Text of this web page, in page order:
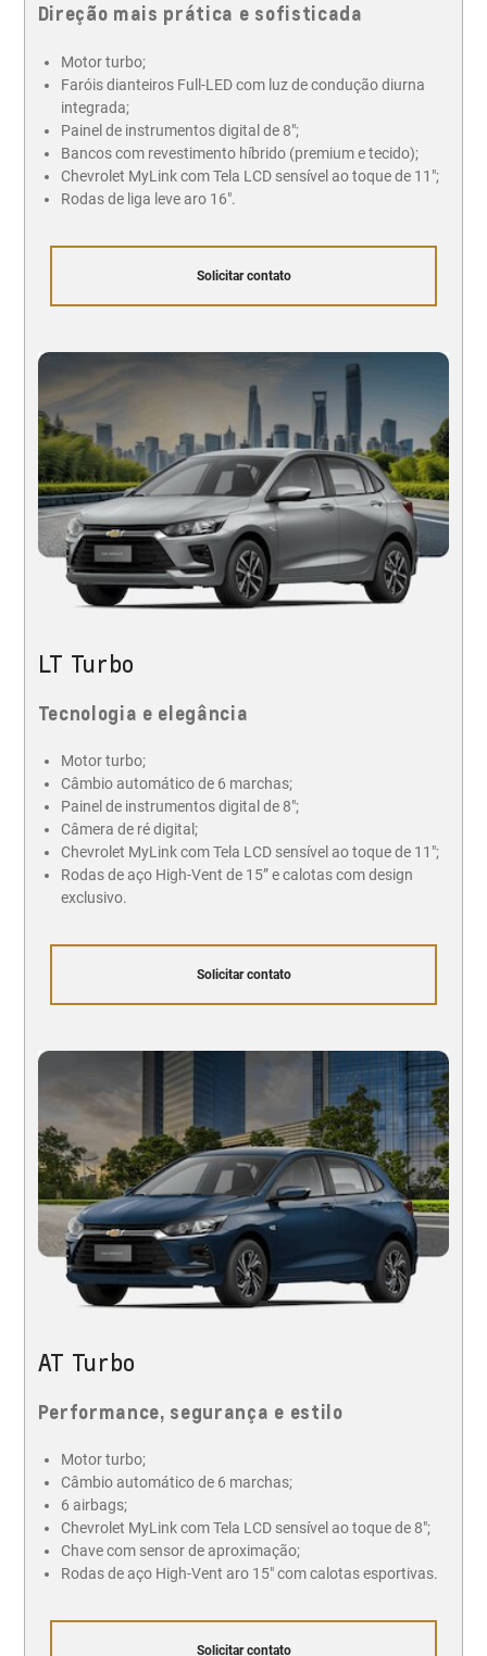
Direção mais prática e sofisticada
Motor turbo;
Faróis dianteiros Full-LED com luz de condução diurna
integrada;
Painel de instrumentos digital de 8";
Bancos com revestimento híbrido (premium e tecido);
Chevrolet MyLink com Tela LCD sensível ao toque de 11";
Rodas de liga leve aro 16".
Solicitar contato
LT Turbo
Tecnologia e elegância
Motor turbo;
Câmbio automático de 6 marchas;
Painel de instrumentos digital de 8";
Câmera de ré digital;
Chevrolet MyLink com Tela LCD sensível ao toque de 11";
Rodas de aço High-Vent de 15” e calotas com design
exclusivo.
Solicitar contato
AT Turbo
Performance, segurança e estilo
Motor turbo;
Câmbio automático de 6 marchas;
6 airbags;
Chevrolet MyLink com Tela LCD sensível ao toque de 8";
Chave com sensor de aproximação;
Rodas de aço High-Vent aro 15" com calotas esportivas.
Solicitar contato